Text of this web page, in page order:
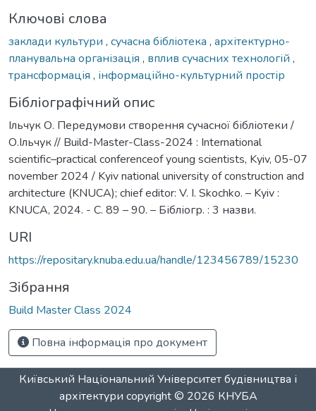
Ключові слова
заклади культури , сучасна бібліотека , архітектурно-
планувальна організація , вплив сучасних технологій ,
трансформація , інформаційно-культурний простір
Бібліографічний опис
Ільчук О. Передумови створення сучасної бібліотеки /
О.Ільчук // Build-Master-Class-2024 : International
scientific–practical conferenceof young scientists, Kyiv, 05-07
november 2024 / Kyiv national university of construction and
architecture (KNUCA); chief editor: V. I. Skochko. – Kyiv :
KNUCA, 2024. - С. 89 – 90. – Бібліогр. : 3 назви.
URI
https://repositary.knuba.edu.ua/handle/123456789/15230
Зібрання
Build Master Class 2024
Повна інформація про документ
Київський Національний Університет будівництва і
архітектури copyright © 2026 КНУБА